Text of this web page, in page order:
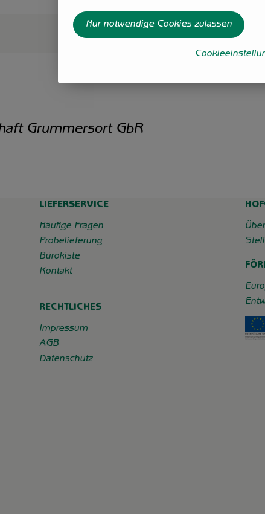
Grummersort GbR
hofgemeinschaft_grummersort/
wp.solawi-oldenburg.de/
LIEFERSERVICE
Häufige Fragen
Probelieferung
Bürokiste
Kontakt
RECHTLICHES
Impressum
AGB
Datenschutz
Nur notwendige Cookies zulassen